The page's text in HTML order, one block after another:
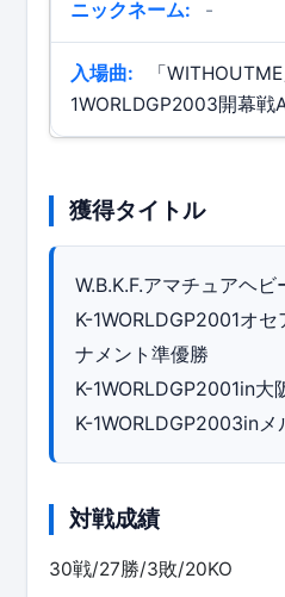
ニックネーム: -
入場曲:
「
1WORLDGP2003開幕戦
獲得タイトル
W.B.K.F.アマチュアヘ
K-1WORLDGP2001オ
ナメント準優勝
K-1WORLDGP2001in大
K-1WORLDGP2003in
対戦成績
30戦/27勝/3敗/20KO